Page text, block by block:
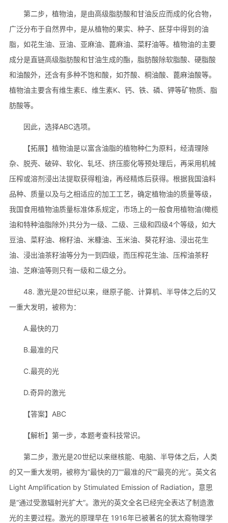
第二步，植物油，是由高级脂肪酸和甘油反应而成的化合物，
广泛分布于自然界中，是从植物的果实、种子、胚芽中得到的油
脂，如花生油、豆油、亚麻油、蓖麻油、菜籽油等。植物油的主要
成分是直链高级脂肪酸和甘油生成的酯，脂肪酸除软脂酸、硬脂酸
和油酸外，还含有多种不饱和酸，如芥酸、桐油酸、蓖麻油酸等。
植物油主要含有维生素E、维生素K、钙、铁、磷、钾等矿物质、脂
肪酸等。
因此，选择ABC选项。
【拓展】植物油是以富含油脂的植物种仁为原料，经清理除
杂、脱壳、破碎、软化、轧坯、挤压膨化等预处理后，再采用机械
压榨或溶剂浸出法提取获得粗油，再经精炼后获得。根据我国油料
品种、质量以及与之相适应的加工工艺，确定植物油的质量等级，
我国食用植物油质量标准体系规定，市场上的一般食用植物油(橄榄
油和特种油脂除外)共分为一级、二级、三级和四级4个等级，如大
豆油、菜籽油、棉籽油、米糠油、玉米油、葵花籽油、浸出花生
油、浸出油茶籽油等分为一到四级，而压榨花生油、压榨油茶籽
油、芝麻油等则只有一级和二级之分。
48. 激光是20世纪以来，继原子能、计算机、半导体之后的又
一重大发明，被称为：
A.最快的刀
B.最准的尺
C.最亮的光
D.奇异的激光
【答案】ABC
【解析】第一步，本题考查科技常识。
第二步，激光是20世纪以来继核能、电脑、半导体之后，人类
的又一重大发明，被称为“最快的刀”“最准的尺”“最亮的光”。英文名
Light Amplification by Stimulated Emission of Radiation，意思
是“通过受激辐射光扩大”。激光的英文全名已经完全表达了制造激
光的主要过程。激光的原理早在 1916年已被著名的犹太裔物理学